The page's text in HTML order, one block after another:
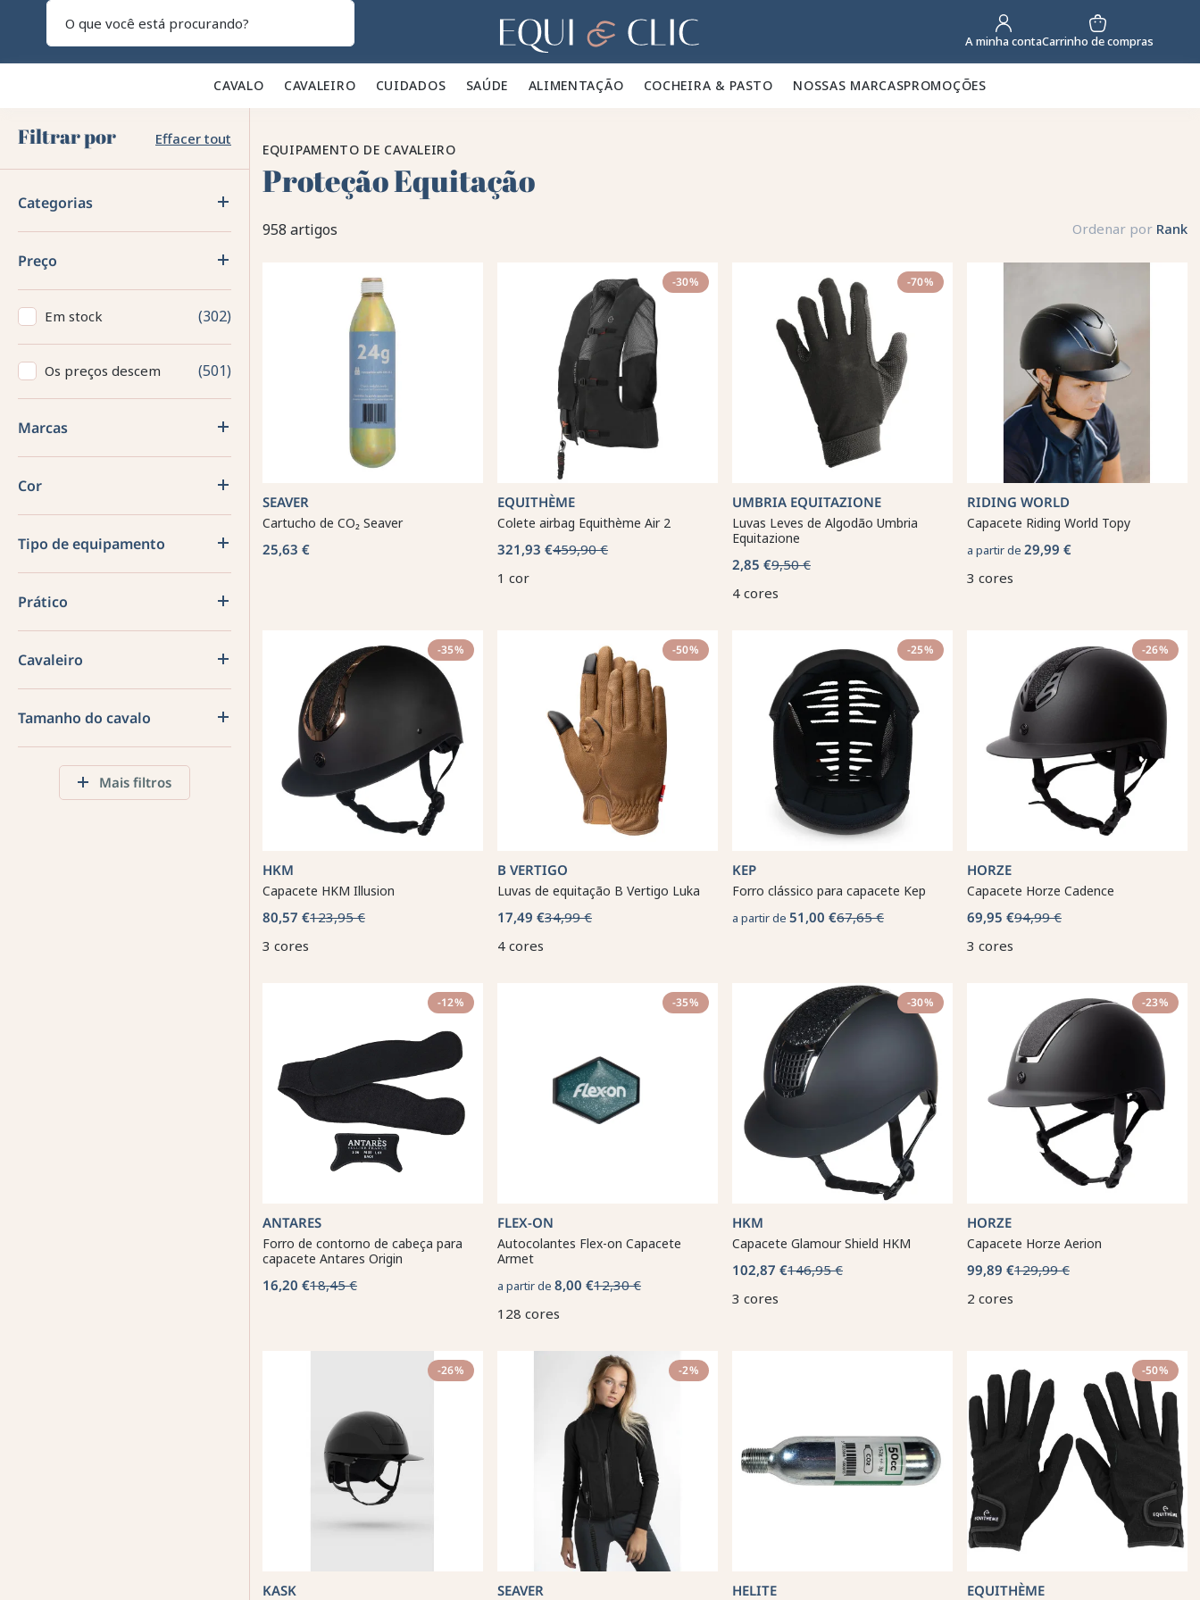
Lar A minha contaCarrinho de compras
CAVALO 🐎 CAVALEIRO 👕 CUIDADOS 🪮 SAÚDE ✨ ALIMENTAÇÃO 🥕 COCHEIRA & PASTO 🍃 NOSSAS MARCASPROMOÇÕES
Filtrar por Effacer tout
Categorias
Preço
Em stock 302
Os preços descem 501
Marcas
Cor
Tipo de equipamento
Prático
Cavaleiro
Tamanho do cavalo
Mais filtros
EQUIPAMENTO DE CAVALEIRO
Proteção Equitação
958 artigos Ordenar por Rank
SEAVER
Cartucho de CO₂ Seaver
25,63 €
-30%
EQUITHÈME
Colete airbag Equithème Air 2
321,93 €459,90 €
1 cor
-70%
UMBRIA EQUITAZIONE
Luvas Leves de Algodão Umbria
Equitazione
2,85 €9,50 €
4 cores
RIDING WORLD
Capacete Riding World Topy
a partir de 29,99 €
3 cores
-35%
HKM
Capacete HKM Illusion
80,57 €123,95 €
3 cores
-50%
B VERTIGO
Luvas de equitação B Vertigo Luka
17,49 €34,99 €
4 cores
-25%
KEP
Forro clássico para capacete Kep
a partir de 51,00 €67,65 €
-26%
HORZE
Capacete Horze Cadence
69,95 €94,99 €
3 cores
-12%
ANTARES
Forro de contorno de cabeça para
capacete Antares Origin
16,20 €18,45 €
-35%
FLEX-ON
Autocolantes Flex-on Capacete
Armet
a partir de 8,00 €12,30 €
128 cores
-30%
HKM
Capacete Glamour Shield HKM
102,87 €146,95 €
3 cores
-23%
HORZE
Capacete Horze Aerion
99,89 €129,99 €
2 cores
-26%
KASK
-2%
SEAVER HELITE
-50%
EQUITHÈME